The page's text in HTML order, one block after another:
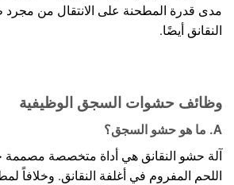
مدى قدرة المطحنة على الانتقال من
النقانق أيضًا.
وظائف حشوات السجق الوظيفية
A. ما هو حشو السجق؟
آلة حشو النقانق هي أداة متخصصة
اللحم المفروم في أغلفة النقانق. وخلافاً